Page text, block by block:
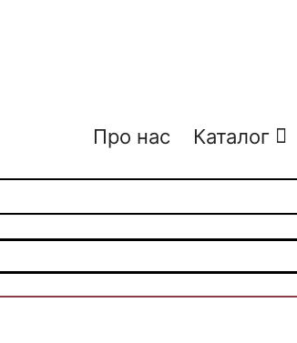
Про нас Каталог